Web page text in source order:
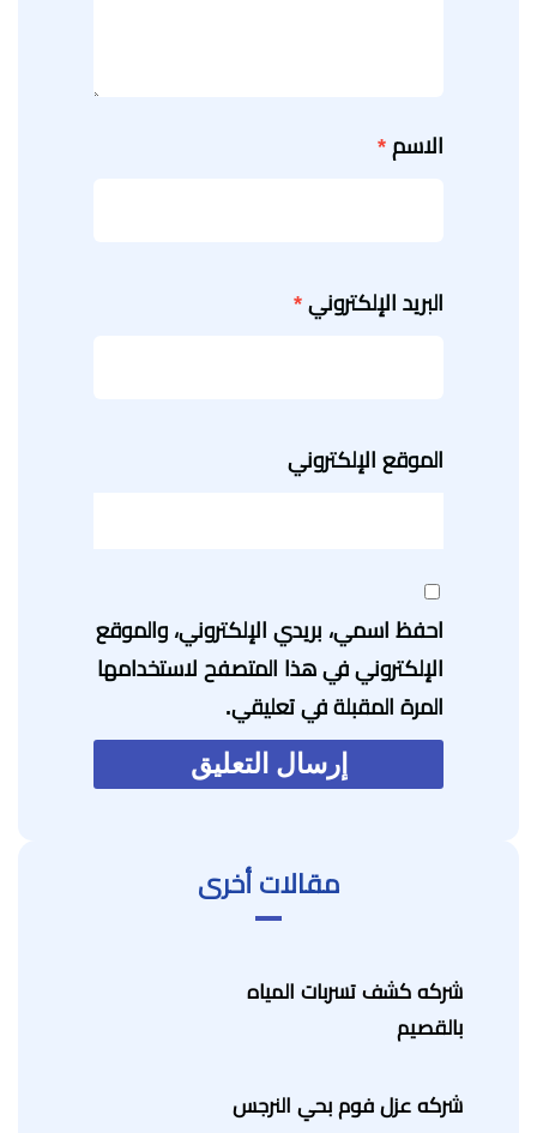
الاسم *
البريد الإلكتروني *
الموقع الإلكتروني
احفظ اسمي، بريدي الإلكتروني، والموقع
الإلكتروني في هذا المتصفح لاستخدامها
المرة المقبلة في تعليقي.
مقالات أخرى
شركه كشف تسربات المياه
بالقصيم
شركه عزل فوم بحي النرجس